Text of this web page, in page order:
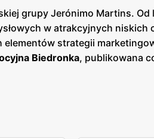
grupy Jerónimo Martins. Od
w atrakcyjnych niskich
strategii
Biedronka, publikowana
i korzystać z wyjątkowych
produkty, które spełniają ich